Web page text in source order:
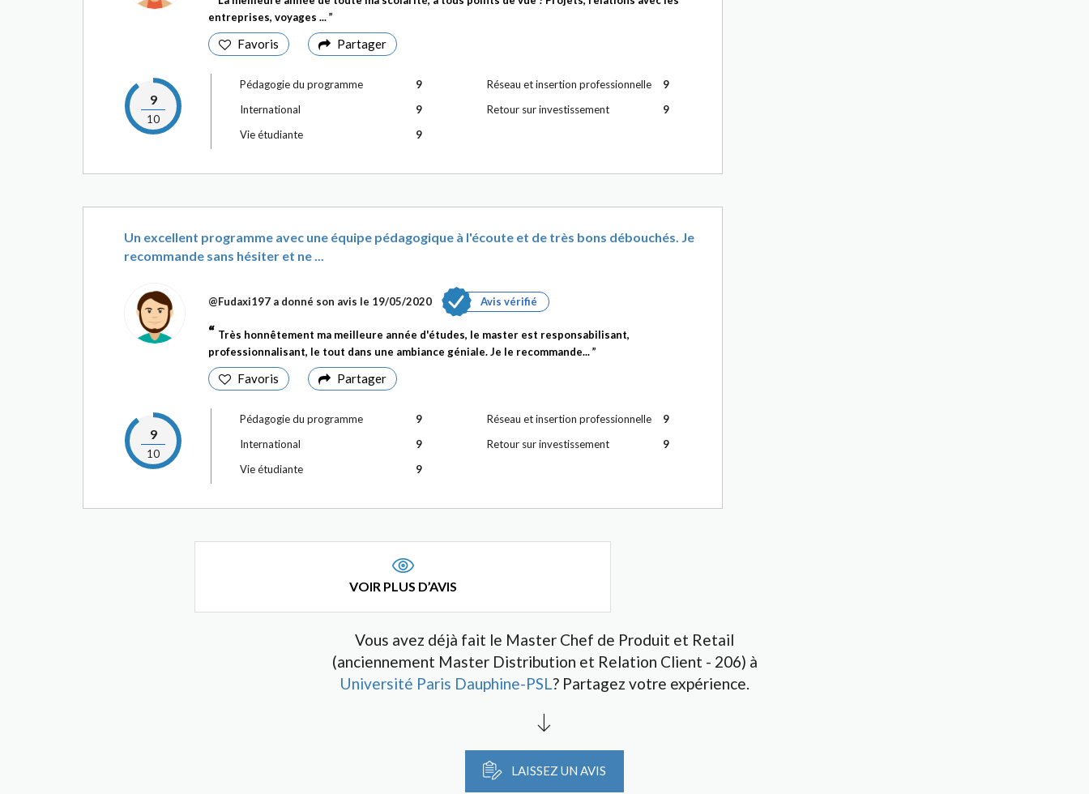
entreprises, voyages ...
Favoris Partager
9
10
Pédagogie du programme
9
International
9
Vie étudiante
9
Réseau et insertion professionnelle
9
Retour sur investissement
9
Un excellent programme avec une équipe pédagogique à l'écoute et de très bons débouchés. Je
recommande sans hésiter et ne ...
@Fudaxi197 a donné son avis le 19/05/2020 Avis vérifié
Très honnêtement ma meilleure année d'études, le master est responsabilisant,
professionnalisant, le tout dans une ambiance géniale. Je le recommande...
Favoris Partager
9
10
Pédagogie du programme
9
International
9
Vie étudiante
9
Réseau et insertion professionnelle
9
Retour sur investissement
9
VOIR PLUS D’AVIS
Vous avez déjà fait le Master Chef de Produit et Retail
(anciennement Master Distribution et Relation Client - 206) à
Université Paris Dauphine-PSL? Partagez votre expérience.
LAISSEZ UN AVIS